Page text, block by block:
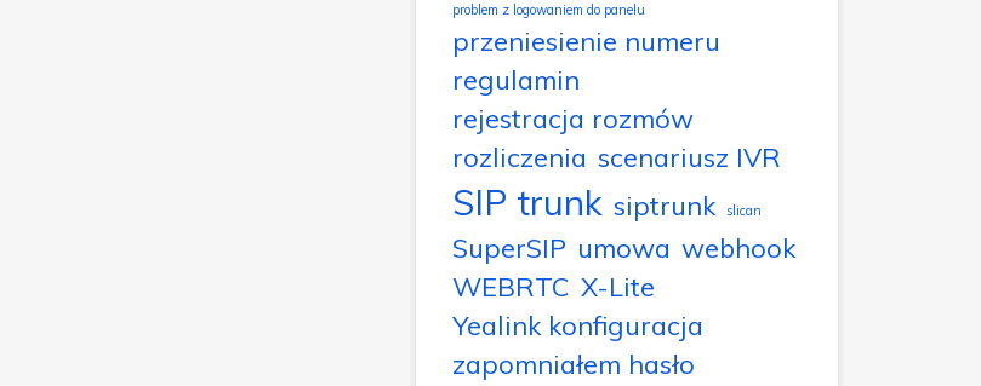
problem z logowaniem do panelu
przeniesienie numeru
regulamin
rejestracja rozmów
rozliczenia scenariusz IVR
SIP trunk siptrunk slican
SuperSIP umowa webhook
WEBRTC X-Lite
Yealink konfiguracja
zapomniałem hasło